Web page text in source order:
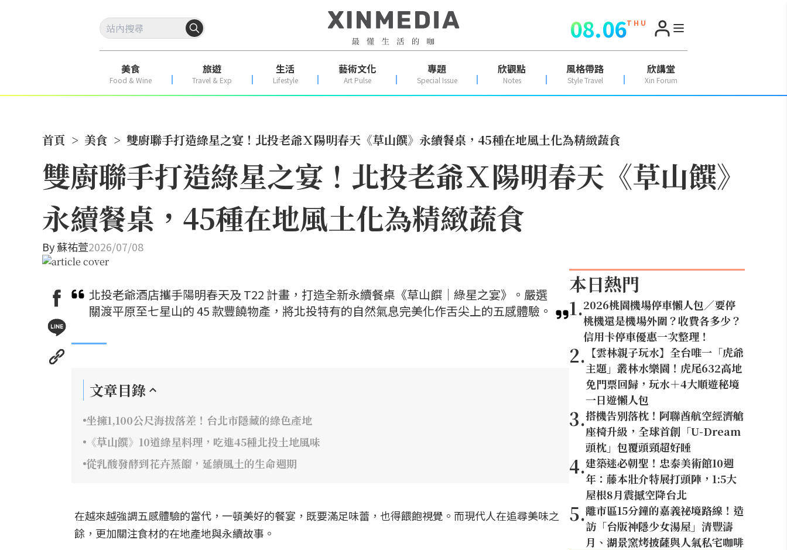
08.06T H U
美食
Food & Wine
旅遊
Travel & Exp
生活
Lifestyle
藝術文化
Art Pulse
專題
Special Issue
欣觀點
Notes
風格帶路
Style Travel
欣講堂
Xin Forum
首頁 > 美食 > 雙廚聯手打造綠星之宴！北投老爺Ｘ陽明春天《草山饌》永續餐桌，45種在地風土化為精緻蔬食
雙廚聯手打造綠星之宴！北投老爺Ｘ陽明春天《草山饌》
永續餐桌，45種在地風土化為精緻蔬食
By蘇祐萱2026/07/08
北投老爺酒店攜手陽明春天及 T22 計畫，打造全新永續餐桌《草山饌｜綠星之宴》。嚴選
關渡平原至七星山的 45 款豐饒物產，將北投特有的自然氣息完美化作舌尖上的五感體驗。
文章目錄
坐擁1,100公尺海拔落差！台北市隱藏的綠色產地
《草山饌》10道綠星料理，吃進45種北投土地風味
從乳酸發酵到花卉蒸餾，延續風土的生命週期
在越來越強調五感體驗的當代，一頓美好的餐宴，既要滿足味蕾，也得餵飽視覺。而現代人在追尋美味之
餘，更加關注食材的在地產地與永續故事。
本日熱門
1.2026桃園機場停車懶人包／要停
桃機還是機場外圍？收費各多少？
信用卡停車優惠一次整理！
2. 【雲林親子玩水】全台唯一「虎爺
主題」叢林水樂園！虎尾632高地
免門票回歸，玩水＋4大順遊秘境
一日遊懶人包
3.搭機告別落枕！阿聯酋航空經濟艙
座椅升級，全球首創「U-Dream
頭枕」包覆頭頸超好睡
4.建築迷必朝聖！忠泰美術館10週
年：藤本壯介特展打頭陣，1:5大
屋根8月震撼空降台北
5.離市區15分鐘的嘉義祕境路線！造
訪「台版神隱少女湯屋」清豐濤
月、湖景窯烤披薩與人氣私宅咖啡